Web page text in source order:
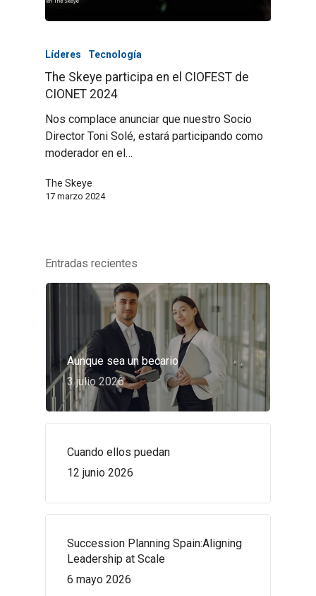
Líderes Tecnología
The Skeye participa en el CIOFEST de
CIONET 2024
Nos complace anunciar que nuestro Socio
Director Toni Solé, estará participando como
moderador en el…
The Skeye
17 marzo 2024
Entradas recientes
Aunque sea un becario
3 julio 2026
Cuando ellos puedan
12 junio 2026
Succession Planning Spain:Aligning
Leadership at Scale
6 mayo 2026